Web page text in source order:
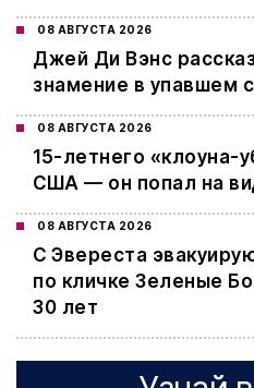
08 АВГУСТА 2026
Джей Ди Вэнс
знамение в упавшем
08 АВГУСТА 2026
15-летнего «клоуна-
США — он попал на
08 АВГУСТА 2026
С Эвереста
по кличке Зеленые
30 лет